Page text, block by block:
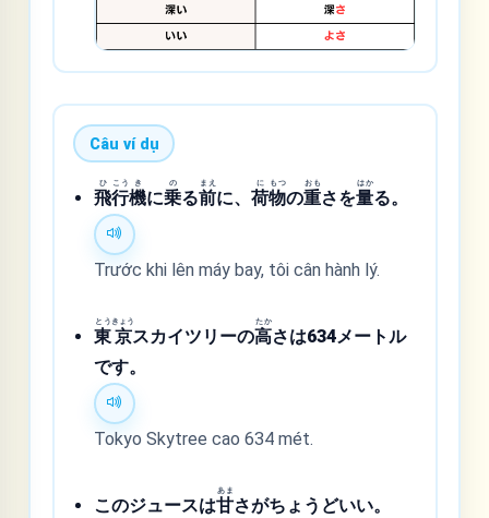
Câu ví dụ
飛
ひ
行
こう
機
き
に乗
の
る前
まえ
に、荷
に
物
もつ
の重
おも
さを量
はか
る。
Trước khi lên máy bay, tôi cân hành lý.
東
とう
京
きょう
スカイツリーの高
たか
さは634メートル
です。
Tokyo Skytree cao 634 mét.
このジュースは甘
あま
さがちょうどいい。